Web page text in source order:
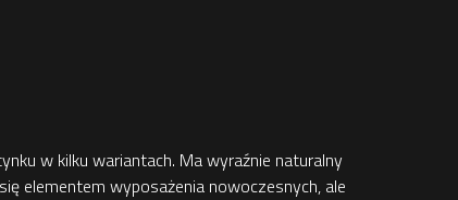
w kilku wariantach. Ma wyraźnie naturalny
elementem wyposażenia nowoczesnych, ale